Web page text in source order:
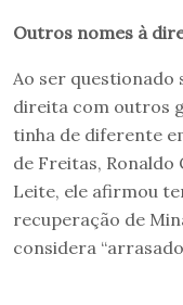
Outros nomes à
Ao ser
direita com outros
tinha de diferente
de Freitas, Ronaldo
Leite, ele afirmou
recuperação de
considera